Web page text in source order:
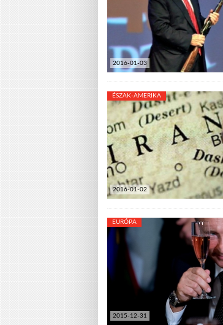
2016-01-03
2016-01-02
ÉSZAK-AMERIKA
2015-12-31
EURÓPA